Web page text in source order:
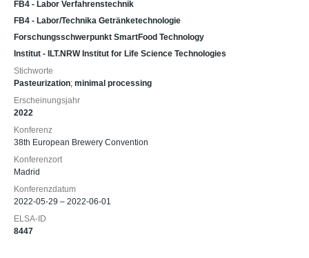
FB4 - Labor Verfahrenstechnik
FB4 - Labor/Technika Getränketechnologie
Forschungsschwerpunkt SmartFood Technology
Institut - ILT.NRW Institut for Life Science Technologies
Stichworte
Pasteurization; minimal processing
Erscheinungsjahr
2022
Konferenz
38th European Brewery Convention
Konferenzort
Madrid
Konferenzdatum
2022-05-29 – 2022-06-01
ELSA-ID
8447